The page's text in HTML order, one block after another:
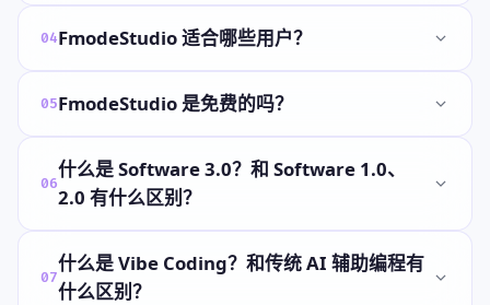
04FmodeStudio 适合哪些用户？
05FmodeStudio 是免费的吗？
06
什么是 Software 3.0？和 Software 1.0、
2.0 有什么区别？
07
什么是 Vibe Coding？和传统 AI 辅助编程有
什么区别？